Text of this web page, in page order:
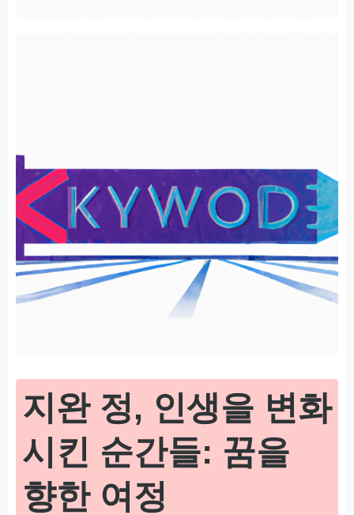
지완 정, 인생을 변화
시킨 순간들: 꿈을
향한 여정